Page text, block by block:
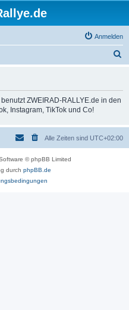
Anmelden
ZWEIRAD-RALLYE.de in den
Instagram, TikTok und Co!
Alle Zeiten sind UTC+02:00
© phpBB Limited
durch phpBB.de